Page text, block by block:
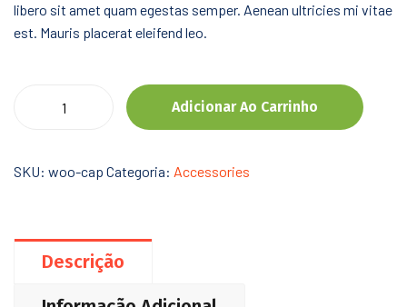
libero sit amet quam egestas semper. Aenean ultricies mi vitae
est. Mauris placerat eleifend leo.
Adicionar Ao Carrinho
SKU: woo-cap Categoria: Accessories
Descrição